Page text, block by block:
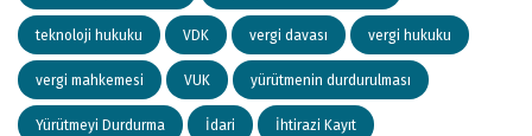
teknoloji hukuku VDK vergi davası vergi hukuku
vergi mahkemesi VUK yürütmenin durdurulması
Yürütmeyi Durdurma İdari İhtirazi Kayıt